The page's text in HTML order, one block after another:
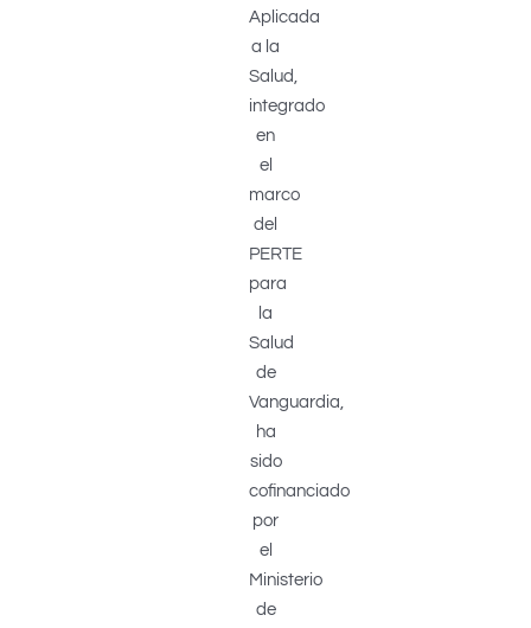
Aplicada
a la
Salud,
integrado
en
el
marco
del
PERTE
para
la
Salud
de
Vanguardia,
ha
sido
cofinanciado
por
el
Ministerio
de